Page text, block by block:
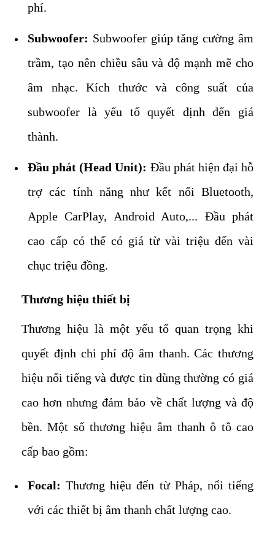
phí.
Subwoofer: Subwoofer giúp tăng cường âm
trầm, tạo nên chiều sâu và độ mạnh mẽ cho
âm nhạc. Kích thước và công suất của
subwoofer là yếu tố quyết định đến giá
thành.
Đầu phát (Head Unit): Đầu phát hiện đại hỗ
trợ các tính năng như kết nối Bluetooth,
Apple CarPlay, Android Auto,... Đầu phát
cao cấp có thể có giá từ vài triệu đến vài
chục triệu đồng.
Thương hiệu thiết bị
Thương hiệu là một yếu tố quan trọng khi
quyết định chi phí độ âm thanh. Các thương
hiệu nổi tiếng và được tin dùng thường có giá
cao hơn nhưng đảm bảo về chất lượng và độ
bền. Một số thương hiệu âm thanh ô tô cao
cấp bao gồm:
Focal: Thương hiệu đến từ Pháp, nổi tiếng
với các thiết bị âm thanh chất lượng cao.